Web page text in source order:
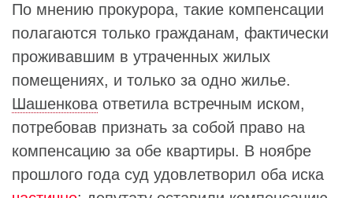
По мнению прокурора, такие компенсации
полагаются только гражданам, фактически
проживавшим в утраченных жилых
помещениях, и только за одно жилье.
Шашенкова ответила встречным иском,
потребовав признать за собой право на
компенсацию за обе квартиры. В ноябре
прошлого года суд удовлетворил оба иска